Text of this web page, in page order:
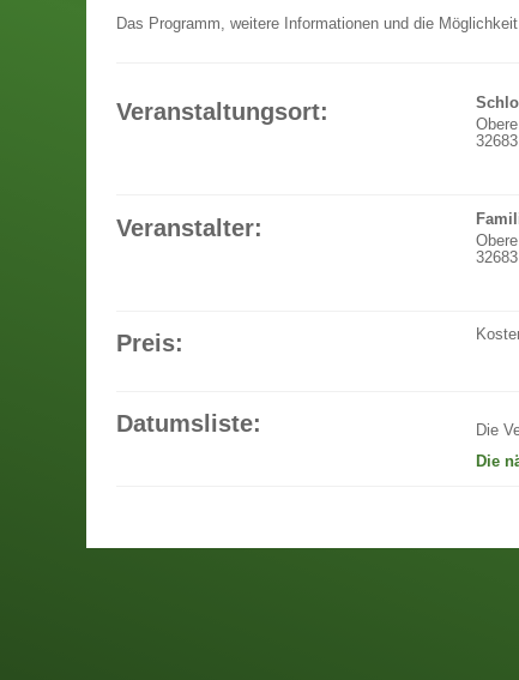
Das Programm, weitere Informationen und die
Veranstaltungsort:
Veranstalter:
Preis:
Datumsliste:
Die
Die